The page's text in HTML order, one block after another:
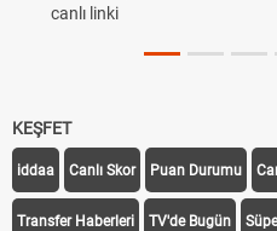
canlı linki
KEŞFET
iddaa Canlı Skor Puan Durumu
Transfer Haberleri TV'de Bugün